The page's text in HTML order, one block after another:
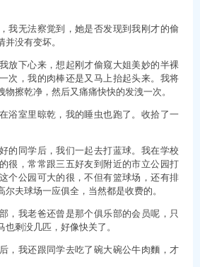
我无法察觉到，她是否发现到我刚才的偷
没有变坏。
放下心来，想起刚才偷窥大姐美妙的半裸
次，我的肉棒还是又马上抬起头来。我将
擦乾净，然后又痛痛快快的发洩一次。
浴室里晾乾，我的睡虫也跑了。收拾了一
的同学后，我们一起去打蓝球。我在学校
很，常常跟三五好友到附近的市立公园打
个公园可大的很，不但有篮球场，还有排
夫球场一应俱全，当然都是收费的。
，我老爸还曾是那个俱乐部的会员呢，只
剩没几匹，好像快关了。
，我还跟同学去吃了碗大碗公牛肉麵，才